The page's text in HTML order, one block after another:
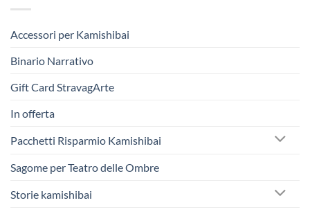
Accessori per Kamishibai
Binario Narrativo
Gift Card StravagArte
In offerta
Pacchetti Risparmio Kamishibai
Sagome per Teatro delle Ombre
Storie kamishibai